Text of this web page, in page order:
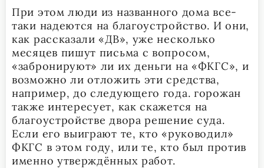
При этом люди из названного дома все-
таки надеются на благоустройство. И они,
как рассказали «ДВ», уже несколько
месяцев пишут письма с вопросом,
«забронируют» ли их деньги на «ФКГС», и
возможно ли отложить эти средства,
например, до следующего года. горожан
также интересует, как скажется на
благоустройстве двора решение суда.
Если его выиграют те, кто «руководил»
ФКГС в этом году, или те, кто был против
именно утверждённых работ.